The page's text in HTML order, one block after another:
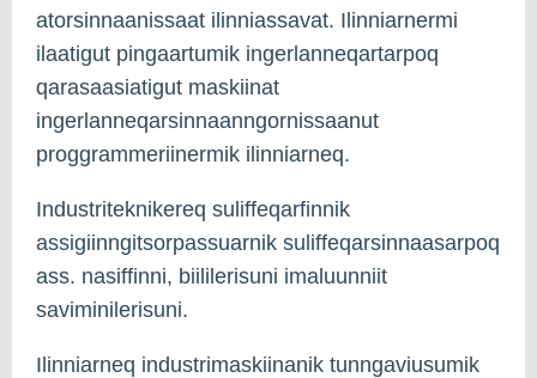
atorsinnaanissaat ilinniassavat. Ilinniarnermi
ilaatigut pingaartumik ingerlanneqartarpoq
qarasaasiatigut maskiinat
ingerlanneqarsinnaanngornissaanut
proggrammeriinermik ilinniarneq.
Industriteknikereq suliffeqarfinnik
assigiinngitsorpassuarnik suliffeqarsinnaasarpoq
ass. nasiffinni, biililerisuni imaluunniit
saviminilerisuni.
Ilinniarneq industrimaskiinanik tunngaviusumik